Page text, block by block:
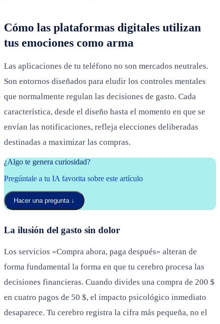
Cómo las plataformas digitales utilizan
tus emociones como arma
Las aplicaciones de tu teléfono no son mercados neutrales.
Son entornos diseñados para eludir los controles mentales
que normalmente regulan las decisiones de gasto. Cada
característica, desde el diseño hasta el momento en que se
envían las notificaciones, refleja elecciones deliberadas
destinadas a maximizar las compras.
¿Algo te genera curiosidad?
Pregúntale a tu IA favorita sobre este artículo
Hacer una pregunta ↓
La ilusión del gasto sin dolor
Los servicios «Compra ahora, paga después» alteran de
forma fundamental la forma en que tu cerebro procesa las
decisiones financieras. Cuando divides una compra de 200 $
en cuatro pagos de 50 $, el impacto psicológico inmediato
desaparece. Tu cerebro registra la cifra más pequeña, no el